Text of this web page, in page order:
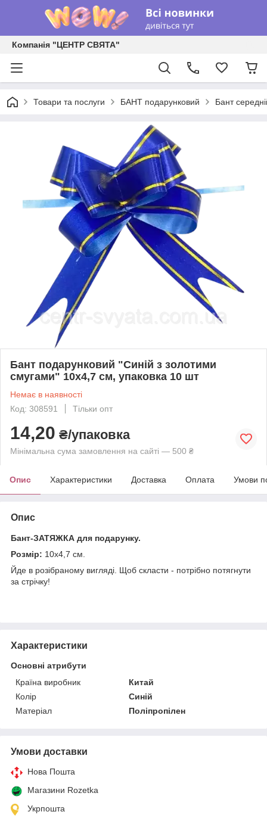
Компанія "ЦЕНТР СВЯТА"
Товари та послуги БАНТ подарунковий Бант
Бант подарунковий "Синій з золотими
смугами" 10х4,7 см, упаковка 10 шт
Немає в наявності
Код: 308591
Тільки опт
14,20 ₴/упаковка
Мінімальна сума замовлення на сайті — 500 ₴
Опис Характеристики Доставка Оплата Умови
Опис
Бант-ЗАТЯЖКА для подарунку.
Розмір: 10х4,7 см.
Йде в розібраному вигляді. Щоб скласти - потрібно потягнути
за стрічку!
Характеристики
Основні атрибути
Країна виробник
Китай
Колір
Синій
Матеріал
Поліпропілен
Умови доставки
Нова Пошта
Магазини Rozetka
Укрпошта